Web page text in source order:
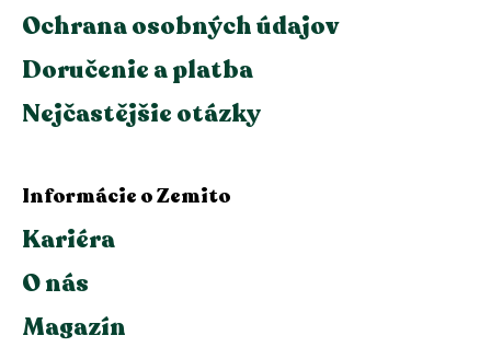
Ochrana osobných údajov
Doručenie a platba
Nejčastějšie otázky
Informácie o Zemito
Kariéra
O nás
Magazín